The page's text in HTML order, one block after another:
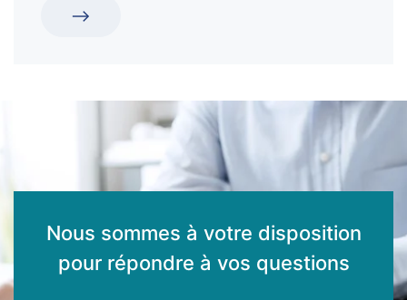
Nous sommes à votre disposition
pour répondre à vos questions